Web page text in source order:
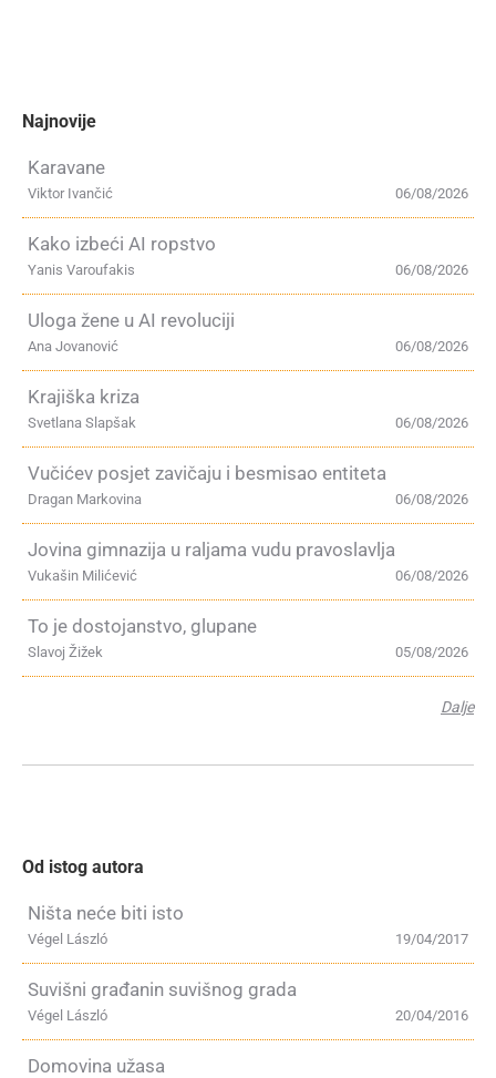
Najnovije
Karavane
06/08/2026
Viktor Ivančić
Kako izbeći AI ropstvo
06/08/2026
Yanis Varoufakis
Uloga žene u AI revoluciji
06/08/2026
Ana Jovanović
Krajiška kriza
06/08/2026
Svetlana Slapšak
Vučićev posjet zavičaju i besmisao entiteta
06/08/2026
Dragan Markovina
Jovina gimnazija u raljama vudu pravoslavlja
06/08/2026
Vukašin Milićević
To je dostojanstvo, glupane
05/08/2026
Slavoj Žižek
Dalje
Od istog autora
Ništa neće biti isto
19/04/2017
Végel László
Suvišni građanin suvišnog grada
20/04/2016
Végel László
Domovina užasa